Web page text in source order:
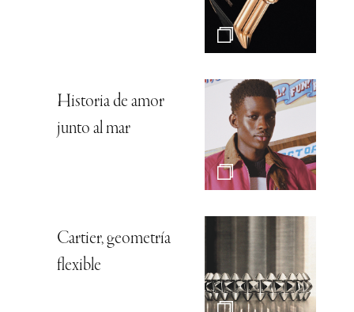
Historia de amor
junto al mar
Cartier, geometría
flexible